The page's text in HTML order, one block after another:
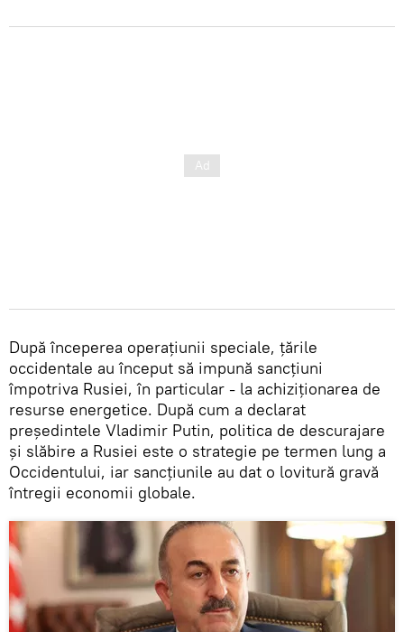
După începerea operațiunii speciale, țările
occidentale au început să impună sancțiuni
împotriva Rusiei, în particular - la achiziționarea de
resurse energetice. După cum a declarat
președintele Vladimir Putin, politica de descurajare
și slăbire a Rusiei este o strategie pe termen lung a
Occidentului, iar sancțiunile au dat o lovitură gravă
întregii economii globale.